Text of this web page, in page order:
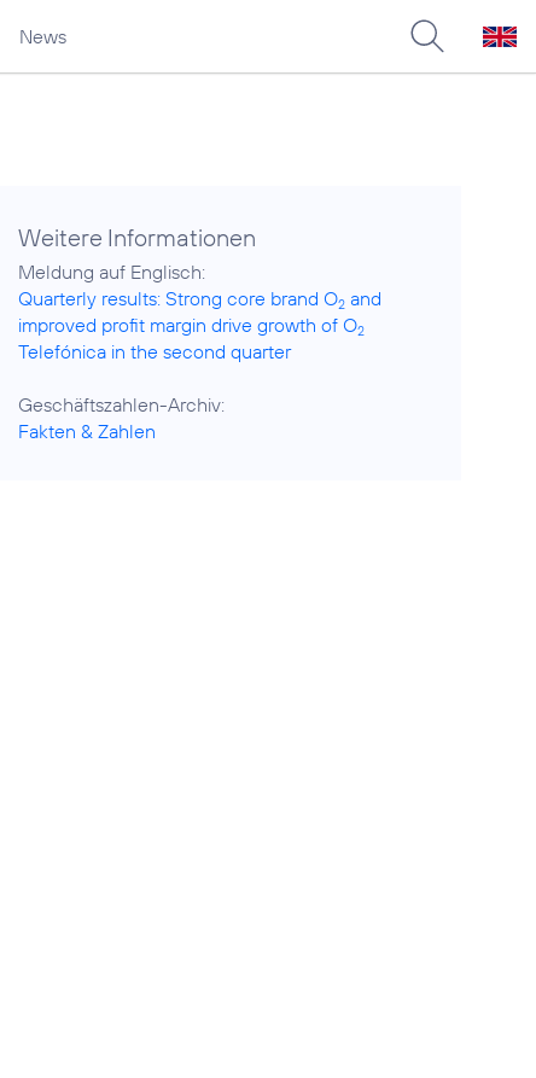
News
Weitere Informationen
Quarterly results: Strong core brand O2 and
improved profit margin drive growth of O2
Telefónica in the second quarter
Fakten & Zahlen